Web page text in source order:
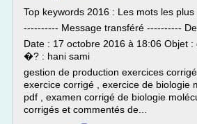
Top keywords 2016 : Les mots les
---------- Message transféré ----------
Date : 17 octobre 2016 à 18:06 Objet
�? : hani sami
gestion de production exercices
exercice corrigé , exercice de biologie
pdf , examen corrigé de biologie
corrigés et commentés de...